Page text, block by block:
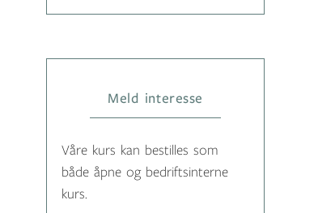
Meld interesse
Våre kurs kan bestilles som
både åpne og bedriftsinterne
kurs.